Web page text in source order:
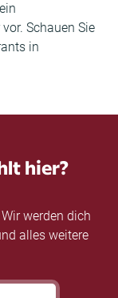
Schauen Sie
in
hier?
werden dich
alles weitere